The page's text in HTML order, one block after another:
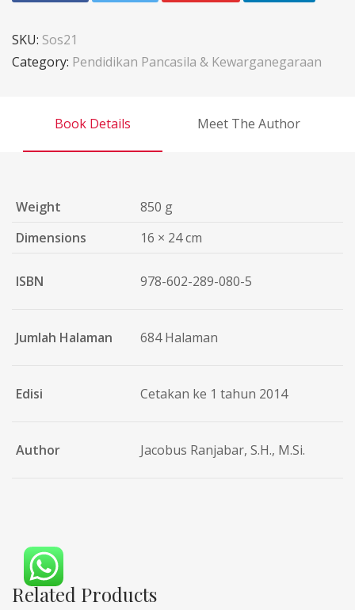
SKU: Sos21
Category: Pendidikan Pancasila & Kewarganegaraan
Book Details Meet The Author
Weight
850 g
Dimensions
16 × 24 cm
ISBN 978-602-289-080-5
Jumlah Halaman 684 Halaman
Edisi Cetakan ke 1 tahun 2014
Author Jacobus Ranjabar, S.H., M.Si.
Related Products